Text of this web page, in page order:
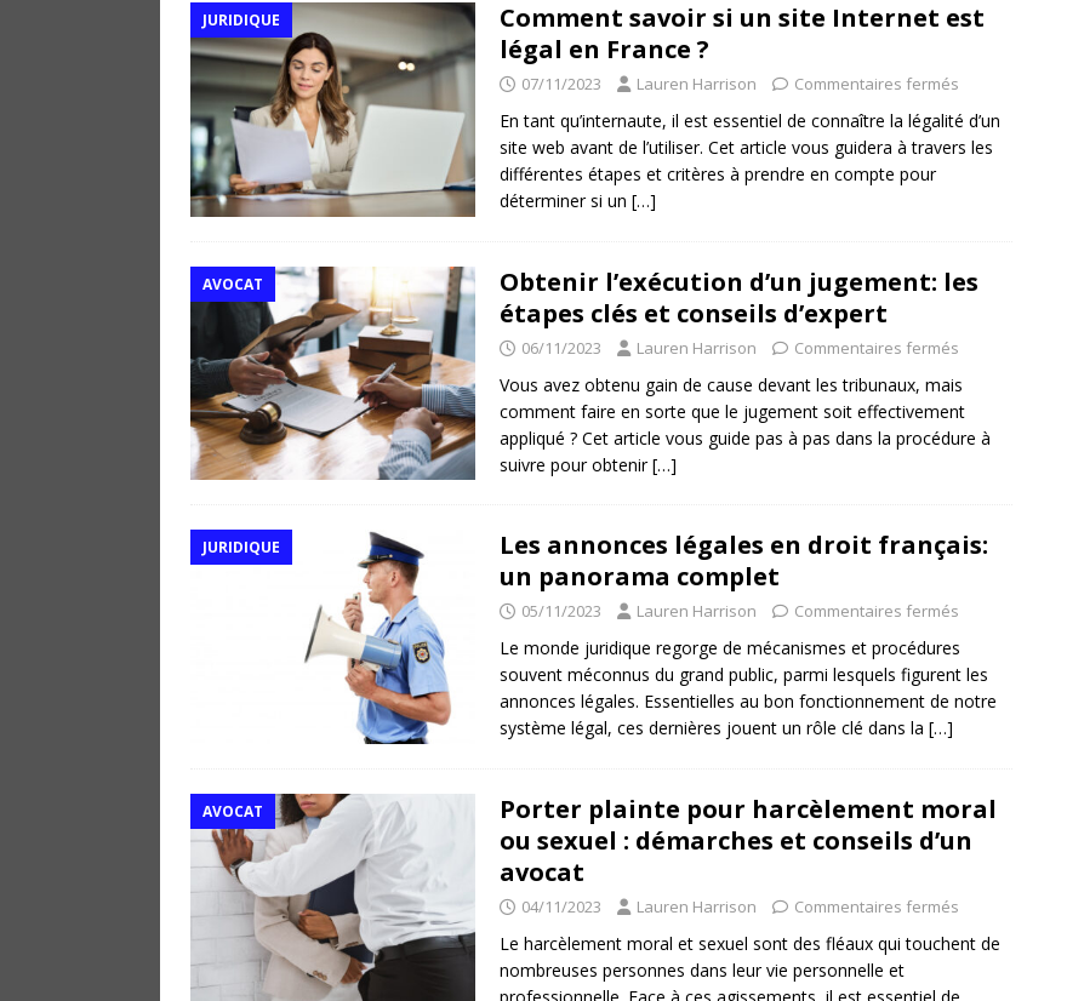
JURIDIQUE
Comment savoir si un site Internet est
légal en France ?
07/11/2023 Lauren Harrison Commentaires fermés
En tant qu’internaute, il est essentiel de connaître la légalité d’un
site web avant de l’utiliser. Cet article vous guidera à travers les
différentes étapes et critères à prendre en compte pour
déterminer si un […]
AVOCAT
Obtenir l’exécution d’un jugement: les
étapes clés et conseils d’expert
06/11/2023 Lauren Harrison Commentaires fermés
Vous avez obtenu gain de cause devant les tribunaux, mais
comment faire en sorte que le jugement soit effectivement
appliqué ? Cet article vous guide pas à pas dans la procédure à
suivre pour obtenir[…]
JURIDIQUE
Les annonces légales en droit français:
un panorama complet
05/11/2023 Lauren Harrison Commentaires fermés
Le monde juridique regorge de mécanismes et procédures
souvent méconnus du grand public, parmi lesquels figurent les
annonces légales. Essentielles au bon fonctionnement de notre
système légal, ces dernières jouent un rôle clé dans la […]
AVOCAT
Porter plainte pour harcèlement moral
ou sexuel : démarches et conseils d’un
avocat
04/11/2023 Lauren Harrison Commentaires fermés
Le harcèlement moral et sexuel sont des fléaux qui touchent de
nombreuses personnes dans leur vie personnelle et